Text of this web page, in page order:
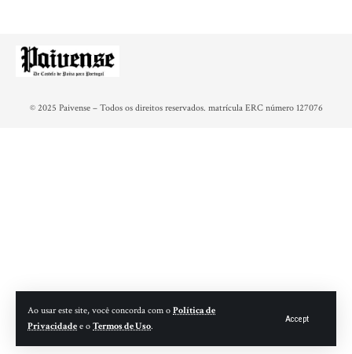
Ao usar este site, você concorda com o Política de
Privacidade e o Termos de Uso.
Accept
© 2025 Paivense – Todos os direitos reservados. matrícula ERC número 127076